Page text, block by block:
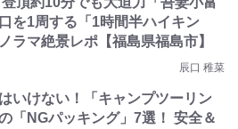
を1周する「1時間半ハイキン
ラマ絶景レポ【福島県福島市】
辰口 稚菜
いけない！「キャンプツーリン
「NGパッキング」7選！ 安全＆